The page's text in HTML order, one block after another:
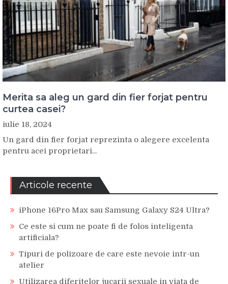
Merita sa aleg un gard din fier forjat pentru
curtea casei?
iulie 18, 2024
Un gard din fier forjat reprezinta o alegere excelenta
pentru acei proprietari...
Articole recente
iPhone 16Pro Max sau Samsung Galaxy S24 Ultra?
Ce este si cum ne poate fi de folos inteligenta
artificiala?
Tipuri de polizoare de care este nevoie intr-un
atelier
Utilizarea diferitelor jucarii sexuale in viata de